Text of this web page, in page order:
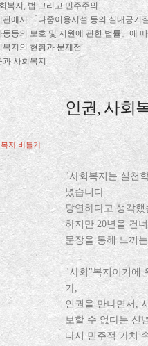
복지, 법 그리고 민주주의
관에서 「다중이용시설 등의 실내공기
동등의 보호 및 지원에 관한 법률」에
복지의 현황과 문제점
과 사회복지
지 비틀기
인권, 사회
"사회복지는 실천
녔습니다.
당연하다고 생각했
하지만 20년을 건
문장을 통해 느끼
"사회"복지이기에
가,
인권을 만나면서,
보할 수 없다는 신
다시 민주적 가치